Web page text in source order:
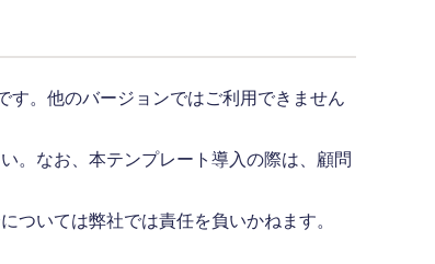
す。他のバージョンではご利用できません
。なお、本テンプレート導入の際は、顧問
いては弊社では責任を負いかねます。